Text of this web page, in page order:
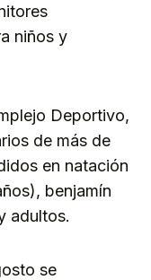
niños y
Deportivo,
de más de
en natación
benjamín
adultos.
se